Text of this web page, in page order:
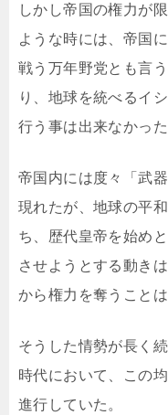
しかし帝国の権力が
ような時には、帝国
戦う万年野党とも言
り、地球を統べるイ
行う事は出来なかった
帝国内には度々「武
現れたが、地球の平
ち、歴代皇帝を始め
させようとする動き
から権力を奪うこと
そうした情勢が長く
時代において、この
進行していた。